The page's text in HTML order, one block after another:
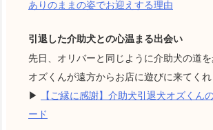
ありのままの姿でお迎えする理由
引退した介助犬との心温まる出会い
先日、オリバーと同じように介助犬の道
オズくんが遠方からお店に遊びに来てくれ
▶
【ご縁に感謝】介助犬引退犬オズくん
ード